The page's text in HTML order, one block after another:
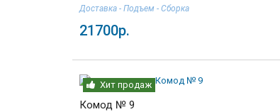
Доставка - Подъем - Сборка
21700р.
Хит продаж
Комод № 9